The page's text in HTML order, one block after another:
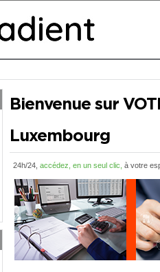
Bienvenue sur
Luxembourg
24h/24, accédez, en un seul clic, à votre